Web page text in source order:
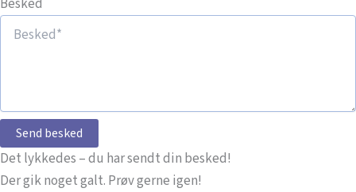
Besked
Send besked
Det lykkedes – du har sendt din besked!
Der gik noget galt. Prøv gerne igen!